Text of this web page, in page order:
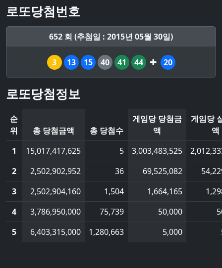
로또당첨번호
652 회 (추첨일 : 2015년 05월 30일)
3 13 15 40 41 44 20
로또당첨정보
순
위
총 당첨금액 총 당첨수
게임당 당첨금
액
게임당
액
1
15,017,417,625 5 3,003,483,525
2
2,502,902,952 36 69,525,082
3
2,502,904,160 1,504 1,664,165
4
3,786,950,000 75,739 50,000
5
6,403,315,000 1,280,663 5,000